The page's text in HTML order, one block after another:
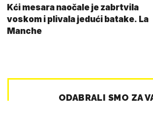
Kći mesara naočale je zabrtvila
voskom i plivala jedući batake. La
Manche